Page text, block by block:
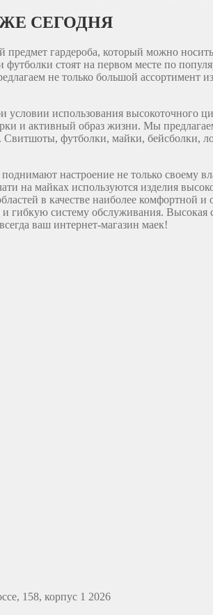
СЕГОДНЯ
гардероба, который можно
стоят на первом месте по
не только большой ассортимент
условии использования
и активный образ жизни. Мы
футболки, майки, бейсболки,
настроение не только своему
на майках используются изделия
в качестве наиболее
систему обслуживания. Высокая
ваш интернет-магазин маек!
158, корпус 1 2026